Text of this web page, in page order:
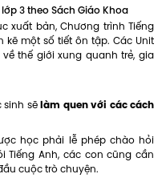
3 theo Sách Giáo Khoa
xuất bản, Chương trình Tiếng
kẽ một số tiết ôn tập. Các Unit
thế giới xung quanh trẻ, gia
sinh sẽlàm quen với các cách
học phải lễ phép chào hỏi
Tiếng Anh, các con cũng cần
cuộc trò chuyện.